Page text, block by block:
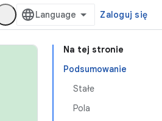
Zaloguj się
Na tej stronie
Podsumowanie
Stałe
Pola